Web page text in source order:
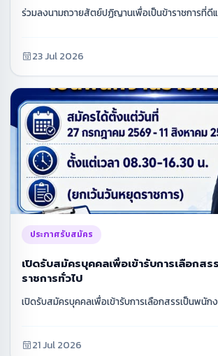
ร่วมลงนามถวายสัตย์ปฏิญานเพื่อเป็นข้าราชการที่
23 Jul 2026
ประกาศรับสมัคร
เปิดรับสมัครบุคคลเพื่อเข้ารับการเลือกสร
ราชการทั่วไป
เปิดรับสมัครบุคคลเพื่อเข้ารับการเลือกสรรเป็นพนัก
21 Jul 2026